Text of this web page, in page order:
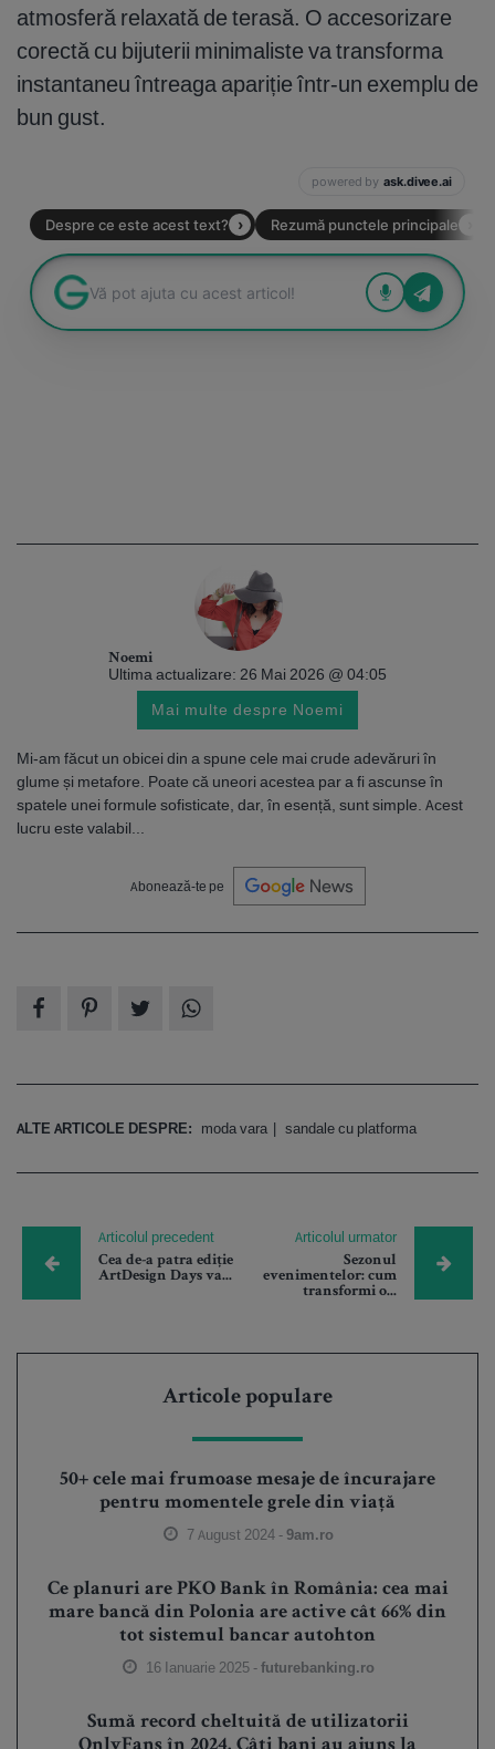
atmosferă relaxată de terasă. O accesorizare
corectă cu bijuterii minimaliste va transforma
instantaneu întreaga apariție într-un exemplu de
bun gust.
Noemi
Ultima actualizare: 26 Mai 2026 @ 04:05
Mai multe despre Noemi
Mi-am făcut un obicei din a spune cele mai crude adevăruri în
glume și metafore. Poate că uneori acestea par a fi ascunse în
spatele unei formule sofisticate, dar, în esență, sunt simple. Acest
lucru este valabil...
Abonează-te pe
ALTE ARTICOLE DESPRE: moda vara sandale cu platforma
Articolul precedent
Cea de-a patra ediție
ArtDesign Days va...
Articolul urmator
Sezonul
evenimentelor: cum
transformi o...
Articole populare
50+ cele mai frumoase mesaje de încurajare
pentru momentele grele din viață
7 August 2024 -9am.ro
Ce planuri are PKO Bank în România: cea mai
mare bancă din Polonia are active cât 66% din
tot sistemul bancar autohton
16 Ianuarie 2025 -futurebanking.ro
Sumă record cheltuită de utilizatorii